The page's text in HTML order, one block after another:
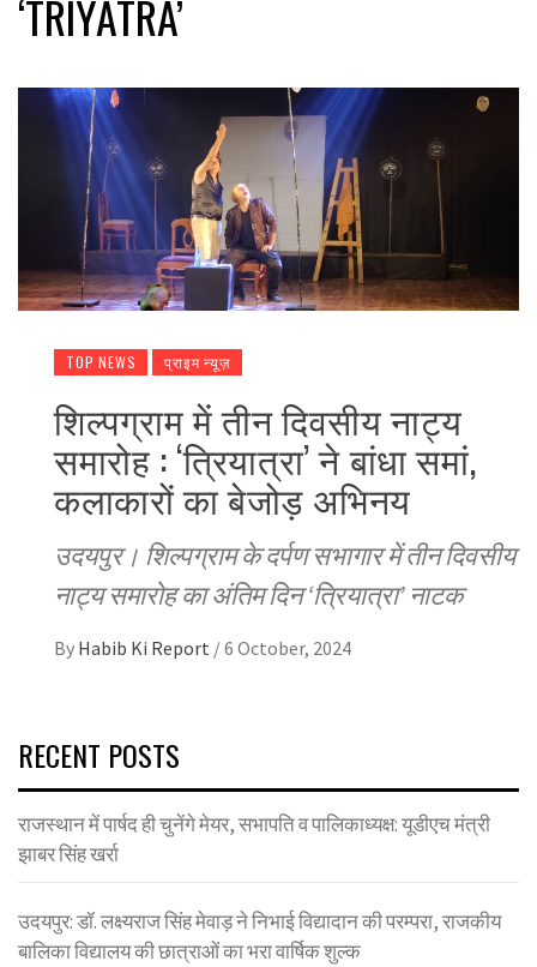
‘TRIYATRA’
TOP NEWS प्राइम न्यूज़
शिल्पग्राम में तीन दिवसीय नाट्य
समारोह : ‘त्रियात्रा’ ने बांधा समां,
कलाकारों का बेजोड़ अभिनय
उदयपुर। शिल्पग्राम के दर्पण सभागार में तीन दिवसीय
नाट्य समारोह का अंतिम दिन ‘त्रियात्रा’ नाटक
By Habib Ki Report /6 October, 2024
RECENT POSTS
राजस्थान में पार्षद ही चुनेंगे मेयर, सभापति व पालिकाध्यक्ष: यूडीएच मंत्री
झाबर सिंह खर्रा
उदयपुर: डॉ. लक्ष्यराज सिंह मेवाड़ ने निभाई विद्यादान की परम्परा, राजकीय
बालिका विद्यालय की छात्राओं का भरा वार्षिक शुल्क